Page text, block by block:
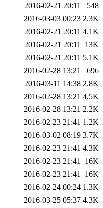
2016-02-21 20:11
548
2016-03-03 00:23 2.3K
2016-02-21 20:11 4.1K
2016-02-21 20:11 13K
2016-02-21 20:11 5.1K
2016-02-28 13:21
696
2016-03-11 14:38 2.8K
2016-02-28 13:21 4.5K
2016-02-28 13:21 2.2K
2016-02-23 21:41 1.2K
2016-03-02 08:19 3.7K
2016-02-23 21:41 4.3K
2016-02-23 21:41 16K
2016-02-23 21:41 16K
2016-02-24 00:24 1.3K
2016-03-25 05:37 4.3K